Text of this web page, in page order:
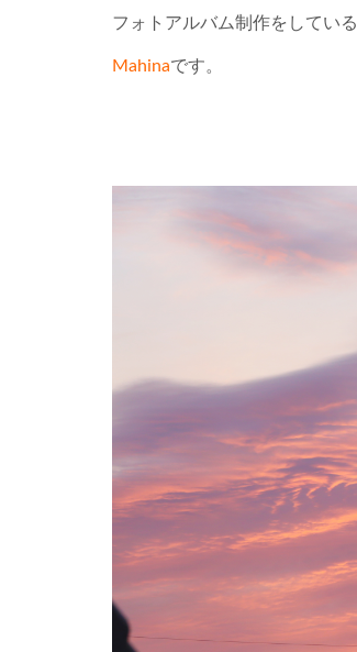
フォトアルバム制作をしている
Mahinaです。